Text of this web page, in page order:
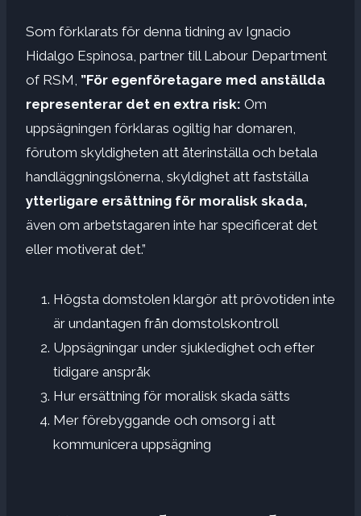
Som förklarats för denna tidning av Ignacio
Hidalgo Espinosa, partner till Labour Department
of RSM, ”För egenföretagare med anställda
representerar det en extra risk: Om
uppsägningen förklaras ogiltig har domaren,
förutom skyldigheten att återinställa och betala
handläggningslönerna, skyldighet att fastställa
ytterligare ersättning för moralisk skada,
även om arbetstagaren inte har specificerat det
eller motiverat det.”
Högsta domstolen klargör att prövotiden inte
är undantagen från domstolskontroll
Uppsägningar under sjukledighet och efter
tidigare anspråk
Hur ersättning för moralisk skada sätts
Mer förebyggande och omsorg i att
kommunicera uppsägning